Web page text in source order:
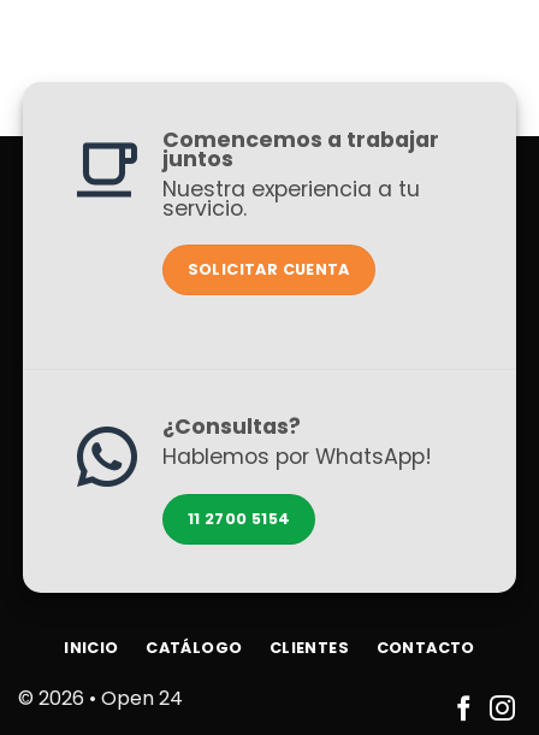
Comencemos a trabajar
juntos
Nuestra experiencia a tu
servicio.
SOLICITAR CUENTA
¿Consultas?
Hablemos por WhatsApp!
11 2700 5154
© 2026 • Open 24
INICIO CATÁLOGO CLIENTES CONTACTO